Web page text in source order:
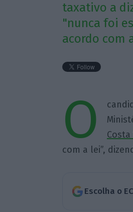
taxativo a
"nunca foi
acordo com
O
Costa
com a lei”,
Escolha o